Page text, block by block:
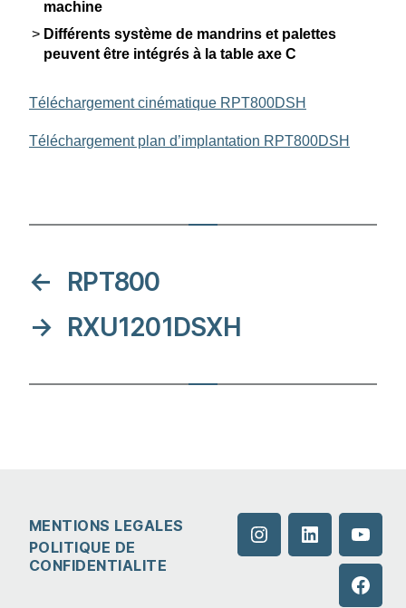
machine
Diffé­rents système de mandrins et palettes
peuvent être intégrés à la table axe C
Téléchar­gement cinéma­tique RPT800DSH
Téléchar­gement plan d’implan­tation RPT800DSH
←
RPT800
→ RXU1201DSXH
MENTIONS LEGALES
POLITIQUE DE
CONFIDENTIALITE
InstagramLinkedIn